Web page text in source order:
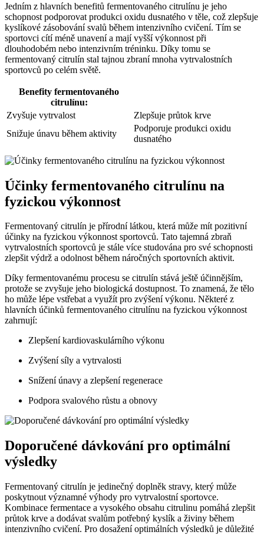
Jedním z hlavních benefitů fermentovaného citrulínu je jeho
schopnost podporovat produkci oxidu dusnatého v těle, což zlepšuje
kyslíkové zásobování svalů během intenzivního cvičení. Tím se
sportovci cítí méně unavení a mají vyšší výkonnost při
dlouhodobém nebo intenzivním tréninku. Díky tomu se
fermentovaný citrulín stal tajnou zbraní mnoha vytrvalostních
sportovců po celém světě.
Benefity fermentovaného
citrulínu:
Zvyšuje vytrvalost
Zlepšuje průtok krve
Snižuje únavu během aktivity
Podporuje produkci oxidu
dusnatého
Účinky fermentovaného citrulínu na
fyzickou výkonnost
Fermentovaný citrulín je přírodní látkou, která může mít pozitivní
účinky na fyzickou výkonnost sportovců. Tato tajemná zbraň
vytrvalostních sportovců je stále více studována pro své schopnosti
zlepšit výdrž a odolnost během náročných sportovních aktivit.
Díky fermentovanému procesu se citrulín stává ještě účinnějším,
protože se zvyšuje jeho biologická dostupnost. To znamená, že tělo
ho může lépe vstřebat a využít pro zvýšení výkonu. Některé z
hlavních účinků fermentovaného citrulínu na fyzickou výkonnost
zahrnují:
Zlepšení kardiovaskulárního výkonu
Zvýšení síly a vytrvalosti
Snížení únavy a zlepšení regenerace
Podpora svalového růstu a obnovy
Doporučené dávkování pro optimální
výsledky
Fermentovaný citrulín je jedinečný doplněk stravy, který může
poskytnout významné výhody pro vytrvalostní sportovce.
Kombinace fermentace a vysokého obsahu citrulinu pomáhá zlepšit
průtok krve a dodávat svalům potřebný kyslík a živiny během
intenzivního cvičení. Pro dosažení optimálních výsledků je důležité